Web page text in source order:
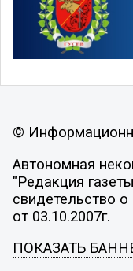
©
Автономная
"Редакция
свидетельство
от 03.10.2007г.
ПОКАЗАТЬ